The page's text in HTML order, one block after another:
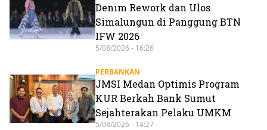
Denim Rework dan Ulos
Simalungun di Panggung BTN
IFW 2026
5/08/2026 - 16:26
PERBANKAN
JMSI Medan Optimis Program
KUR Berkah Bank Sumut
Sejahterakan Pelaku UMKM
5/08/2026 - 14:27